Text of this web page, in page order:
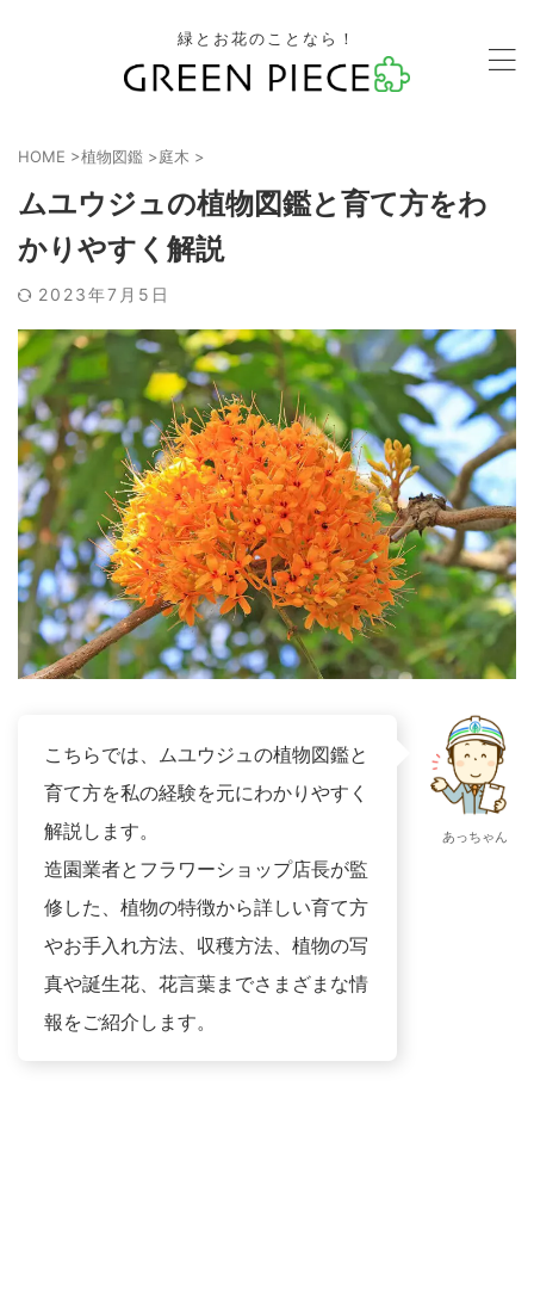
緑とお花のことなら！
HOME >植物図鑑 >庭木 >
ムユウジュの植物図鑑と育て方をわ
かりやすく解説
2023年7月5日
こちらでは、ムユウジュの植物図鑑と
育て方を私の経験を元にわかりやすく
解説します。
造園業者とフラワーショップ店長が監
修した、植物の特徴から詳しい育て方
やお手入れ方法、収穫方法、植物の写
真や誕生花、花言葉までさまざまな情
報をご紹介します。
あっちゃん